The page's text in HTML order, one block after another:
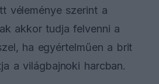
véleménye szerint a
akkor tudja felvenni a
ha egyértelműen a brit
a világbajnoki harcban.